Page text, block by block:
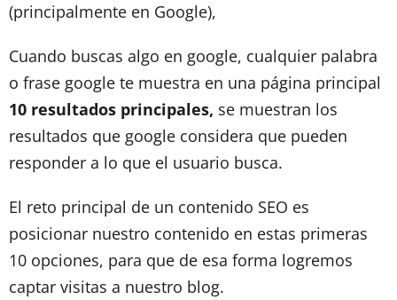
(principalmente en Google),
Cuando buscas algo en google, cualquier palabra
o frase google te muestra en una página principal
10 resultados principales, se muestran los
resultados que google considera que pueden
responder a lo que el usuario busca.
El reto principal de un contenido SEO es
posicionar nuestro contenido en estas primeras
10 opciones, para que de esa forma logremos
captar visitas a nuestro blog.